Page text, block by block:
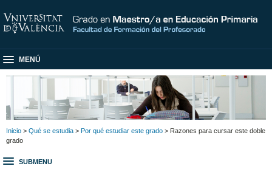
MENÚ
Inicio > Qué se estudia > Por qué estudiar este grado > Razones para cursar este doble
grado
SUBMENU